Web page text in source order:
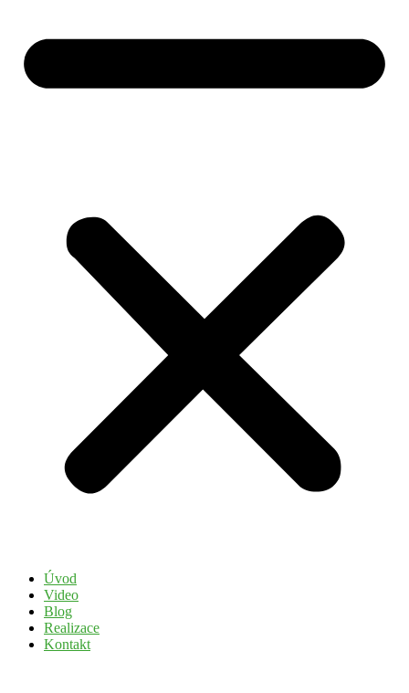
Úvod
Video
Blog
Realizace
Kontakt